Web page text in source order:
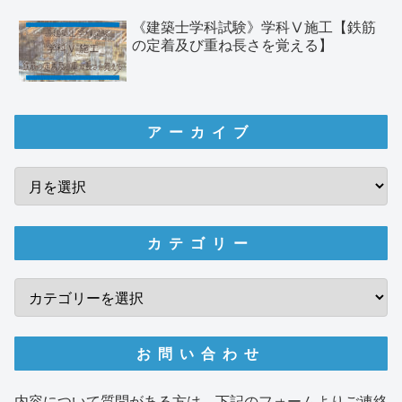
《建築士学科試験》学科Ⅴ施工【鉄筋
の定着及び重ね長さを覚える】
アーカイブ
カテゴリー
お問い合わせ